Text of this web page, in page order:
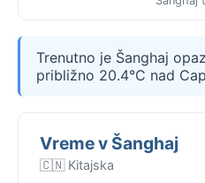
Trenutno je Šanghaj
približno 20.4°C nad
Vreme v Šanghaj
🇨🇳 Kitajska